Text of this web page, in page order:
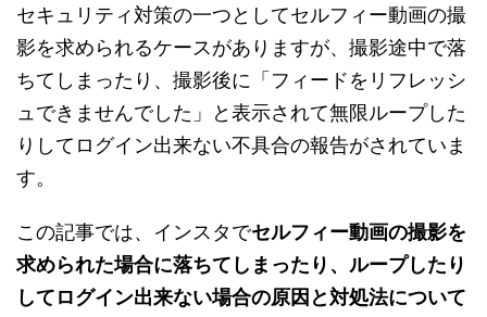
セキュリティ対策の一つとしてセルフィー動画の撮
影を求められるケースがありますが、撮影途中で落
ちてしまったり、撮影後に「フィードをリフレッシ
ュできませんでした」と表示されて無限ループした
りしてログイン出来ない不具合の報告がされていま
す。
この記事では、インスタでセルフィー動画の撮影を
求められた場合に落ちてしまったり、ループしたり
してログイン出来ない場合の原因と対処法について